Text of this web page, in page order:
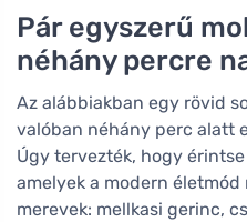
Pár egyszerű
néhány percre
Az alábbiakban egy rövid
valóban néhány perc alatt
Úgy tervezték, hogy
amelyek a modern
merevek: mellkasi gerinc,